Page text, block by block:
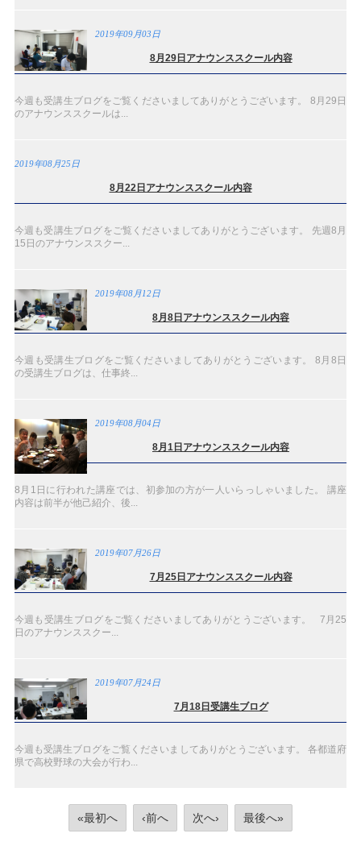
2019年09月03日
8月29日アナウンススクール内容
今週も受講生ブログをご覧くださいましてありがとうございます。 8月29日
のアナウンススクールは...
2019年08月25日
8月22日アナウンススクール内容
今週も受講生ブログをご覧くださいましてありがとうございます。 先週8月
15日のアナウンススクー...
2019年08月12日
8月8日アナウンススクール内容
今週も受講生ブログをご覧くださいましてありがとうございます。 8月8日
の受講生ブログは、仕事終...
2019年08月04日
8月1日アナウンススクール内容
8月1日に行われた講座では、初参加の方が一人いらっしゃいました。 講座
内容は前半が他己紹介、後...
2019年07月26日
7月25日アナウンススクール内容
今週も受講生ブログをご覧くださいましてありがとうございます。 7月25
日のアナウンススクー...
2019年07月24日
7月18日受講生ブログ
今週も受講生ブログをご覧くださいましてありがとうございます。 各都道府
県で高校野球の大会が行わ...
«最初へ ‹前へ 次へ› 最後へ»